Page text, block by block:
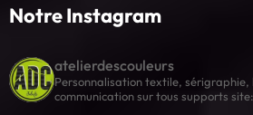
Notre Instagram
atelierdescouleurs
Personnalisation textile,
communication sur tous supports site: